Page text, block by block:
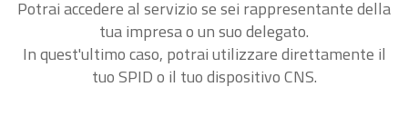
Potrai accedere al servizio se sei rappresentante della
tua impresa o un suo delegato.
In quest'ultimo caso, potrai utilizzare direttamente il
tuo SPID o il tuo dispositivo CNS.